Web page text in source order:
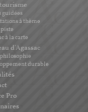
guidées
à thème
piste
à la carte
d'Agassac
durable
Pro